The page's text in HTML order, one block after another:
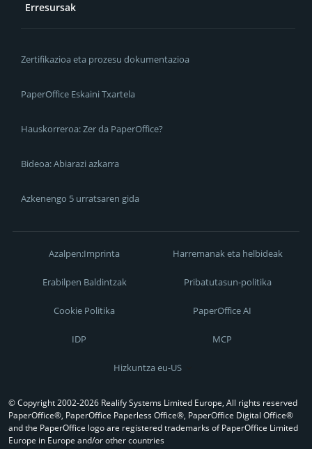
Erresursak
Zertifikazioa eta prozesu dokumentazioa
PaperOffice Eskaini Txartela
Hauskorreroa: Zer da PaperOffice?
Bideoa: Abiarazi azkarra
Azkenengo 5 urratsaren gida
Azalpen:Imprinta Harremanak eta helbideak
Erabilpen Baldintzak Pribatutasun-politika
Cookie Politika PaperOffice AI
IDP MCP
Hizkuntza eu-US
© Copyright 2002-2026 Realify Systems Limited Europe, All rights reserved
PaperOffice®, PaperOffice Paperless Office®, PaperOffice Digital Office®
and the PaperOffice logo are registered trademarks of PaperOffice Limited
Europe in Europe and/or other countries